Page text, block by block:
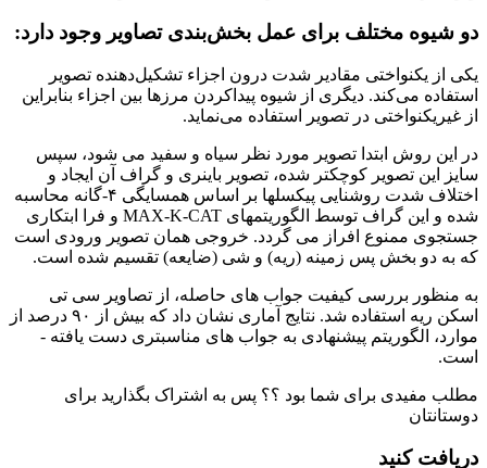
دو شیوه مختلف برای عمل بخش‌بندی تصاویر وجود دارد:
یکی از یکنواختی مقادیر شدت درون اجزاء تشکیل‌دهنده تصویر
استفاده می‌کند. دیگری از شیوه پیدا‌کردن مرزها بین اجزاء‌ بنابراین
از غیریکنواختی در تصویر استفاده می‌نماید.
در این روش ابتدا تصویر مورد نظر سیاه و سفید می­ شود، سپس
سایز این تصویر کوچکتر شده، تصویر باینری و گراف آن ایجاد و
اختلاف شدت روشنایی پیکسل­ها بر اساس همسایگی ۴-گانه محاسبه
شده و این گراف توسط الگوریتم­های MAX-K-CAT و فرا ابتکاری
جستجوی ممنوع افراز می ­گردد. خروجی همان تصویر ورودی است
که به دو بخش پس ­زمینه (ریه) و شی (ضایعه) تقسیم شده ­است.
به ­منظور بررسی کیفیت جواب­ های حاصله، از تصاویر سی تی
اسکن ریه استفاده شد. نتایج آماری نشان داد که بیش از ۹۰ درصد از
موارد، الگوریتم پیشنهادی به جواب های مناسب­تری دست یافته ­
است.
مطلب مفیدی برای شما بود ؟؟ پس به اشتراک بگذارید برای
دوستانتان
دریافت کنید